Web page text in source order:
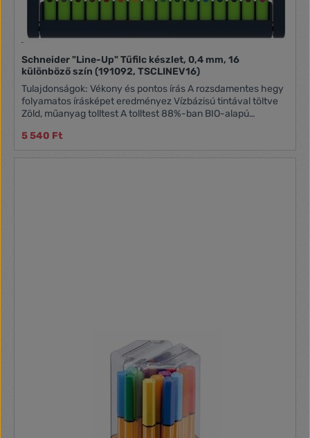
Schneider "Line-Up" Tűfilc készlet, 0,4 mm, 16
különböző szín (191092, TSCLINEV16)
Tulajdonságok: Vékony és pontos írás A rozsdamentes hegy
folyamatos írásképet eredményez Vízbázisú tintával töltve
Zöld, műanyag tolltest A tolltest 88%-ban BIO-alapú
kényelmes íráshoz A tollvég színe megegyezik a tinta
színével Vonalvastagság: 0,4 mm Az állítható tolltartó
5 540 Ft